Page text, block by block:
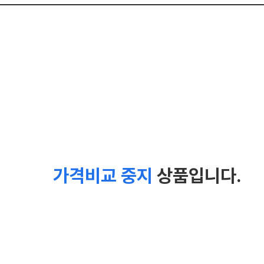
가격비교 중지 상품입니다.